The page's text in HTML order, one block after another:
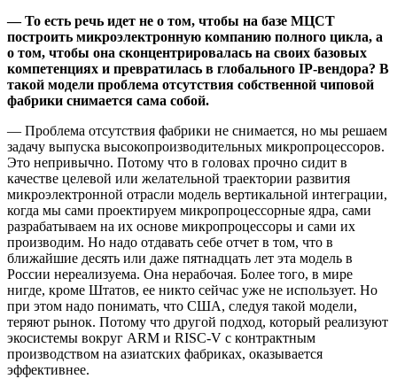
— То есть речь идет не о том, чтобы на базе МЦСТ
построить микроэлектронную компанию полного цикла, а
о том, чтобы она сконцентрировалась на своих базовых
компетенциях и превратилась в глобального IP-вендора? В
такой модели проблема отсутствия собственной чиповой
фабрики снимается сама собой.
— Проблема отсутствия фабрики не снимается, но мы решаем
задачу выпуска высокопроизводительных микропроцессоров.
Это непривычно. Потому что в головах прочно сидит в
качестве целевой или желательной траектории развития
микроэлектронной отрасли модель вертикальной интеграции,
когда мы сами проектируем микропроцессорные ядра, сами
разрабатываем на их основе микропроцессоры и сами их
производим. Но надо отдавать себе отчет в том, что в
ближайшие десять или даже пятнадцать лет эта модель в
России нереализуема. Она нерабочая. Более того, в мире
нигде, кроме Штатов, ее никто сейчас уже не использует. Но
при этом надо понимать, что США, следуя такой модели,
теряют рынок. Потому что другой подход, который реализуют
экосистемы вокруг ARM и RISC-V с контрактным
производством на азиатских фабриках, оказывается
эффективнее.